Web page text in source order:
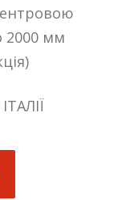
2000 мм